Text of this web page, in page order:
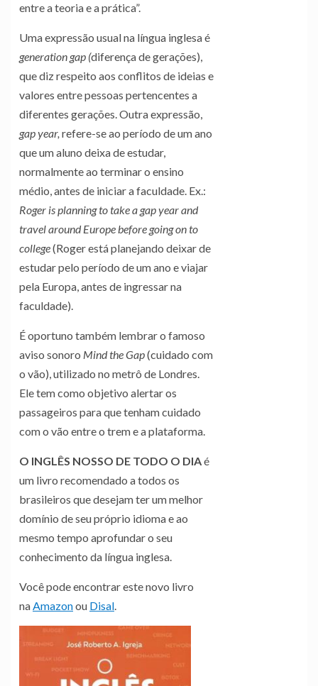
entre a teoria e a prática”.
Uma expressão usual na língua inglesa é
generation gap (diferença de gerações),
que diz respeito aos conflitos de ideias e
valores entre pessoas pertencentes a
diferentes gerações. Outra expressão,
gap year, refere-se ao período de um ano
que um aluno deixa de estudar,
normalmente ao terminar o ensino
médio, antes de iniciar a faculdade. Ex.:
Roger is planning to take a gap year and
travel around Europe before going on to
college(Roger está planejando deixar de
estudar pelo período de um ano e viajar
pela Europa, antes de ingressar na
faculdade).
É oportuno também lembrar o famoso
aviso sonoro Mind the Gap(cuidado com
o vão), utilizado no metrô de Londres.
Ele tem como objetivo alertar os
passageiros para que tenham cuidado
com o vão entre o trem e a plataforma.
O INGLÊS NOSSO DE TODO O DIAé
um livro recomendado a todos os
brasileiros que desejam ter um melhor
domínio de seu próprio idioma e ao
mesmo tempo aprofundar o seu
conhecimento da língua inglesa.
Você pode encontrar este novo livro
naAmazonou Disal.